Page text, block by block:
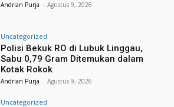
Andrian Purja - Agustus 9, 2026
Uncategorized
Polisi Bekuk RO di Lubuk Linggau,
Sabu 0,79 Gram Ditemukan dalam
Kotak Rokok
Andrian Purja - Agustus 9, 2026
Uncategorized